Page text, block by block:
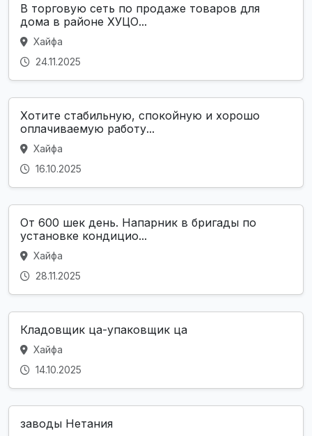
В торговую сеть по продаже товаров для
дома в районе ХУЦО...
Хайфа
24.11.2025
Хотите стабильную, спокойную и хорошо
оплачиваемую работу...
Хайфа
16.10.2025
От 600 шек день. Напарник в бригады по
установке кондицио...
Хайфа
28.11.2025
Кладовщик ца-упаковщик ца
Хайфа
14.10.2025
заводы Нетания